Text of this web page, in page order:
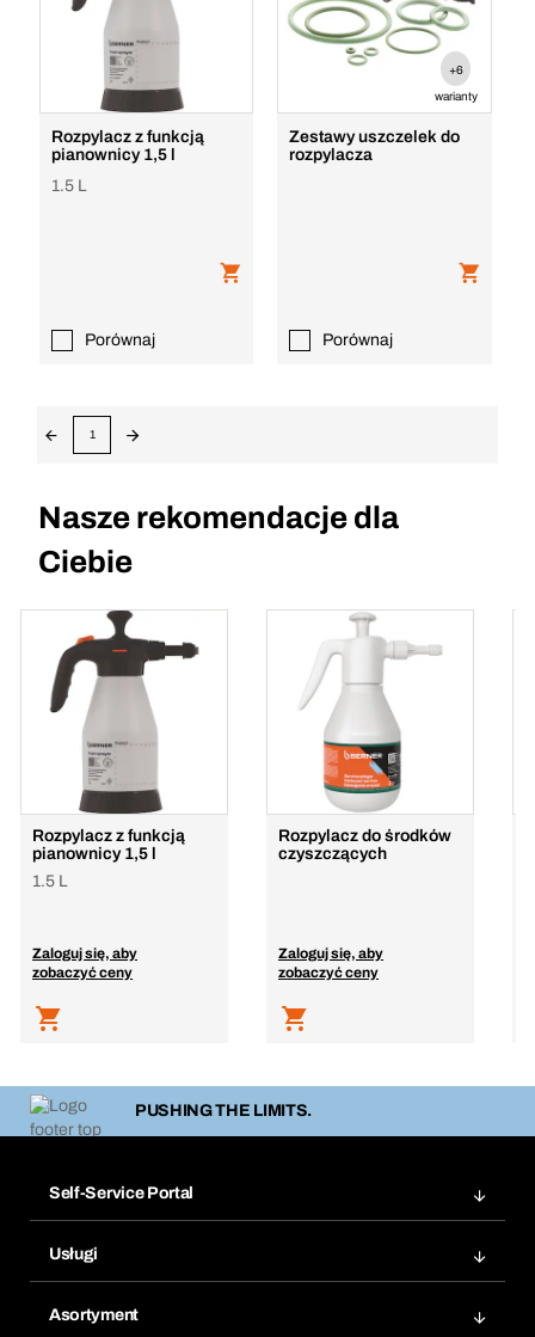
Rozpylacz z funkcją
pianownicy 1,5 l
1.5 L
Porównaj
+6
warianty
Zestawy uszczelek do
rozpylacza
Porównaj
1
Nasze rekomendacje dla
Ciebie
Rozpylacz z funkcją
pianownicy 1,5 l
1.5 L
Zaloguj się, aby
zobaczyć ceny
Rozpylacz do środków
czyszczących
Zaloguj się, aby
zobaczyć ceny
PUSHING THE LIMITS.
Self-Service Portal
Ponowne zamówienie
Usługi
Asortyment